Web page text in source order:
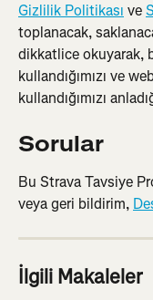
Gizlilik Politikası ve
toplanacak,
dikkatlice okuyarak,
kullandığımızı ve
kullandığımızı
Sorular
Bu Strava Tavsiye
veya geri bildirim,
İlgili Makaleler